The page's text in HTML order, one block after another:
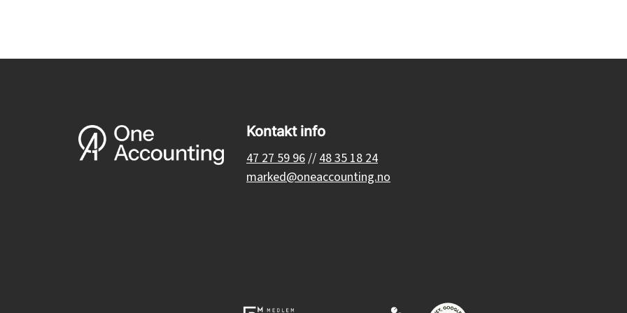
Kontakt info
47 27 59 96// 48 35 18 24
marked@oneaccounting.no